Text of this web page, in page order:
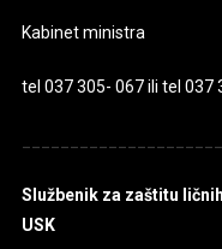
Kabinet ministra
tel 037 305- 067 ili tel 037
Službenik za zaštitu
USK